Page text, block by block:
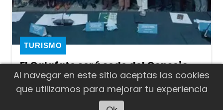
El Calafate será sede del Consejo
Federal de Turismo y del principal
foro turístico del país
TURISMO
Al navegar en este sitio aceptas las cookies
que utilizamos para mejorar tu experiencia